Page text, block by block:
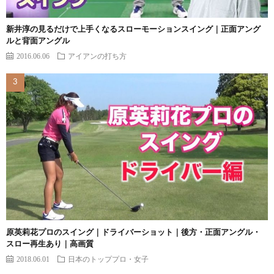
新井淳の見るだけで上手くなるスローモーションスイング｜正面アング
ルと背面アングル
2016.06.06 アイアンの打ち方
原英莉花プロのスイング｜ドライバーショット｜後方・正面アングル・
スロー再生あり｜高画質
2018.06.01 日本のトッププロ・女子